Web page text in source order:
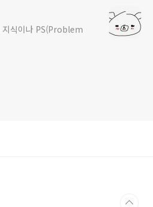
지식이나 PS(Problem